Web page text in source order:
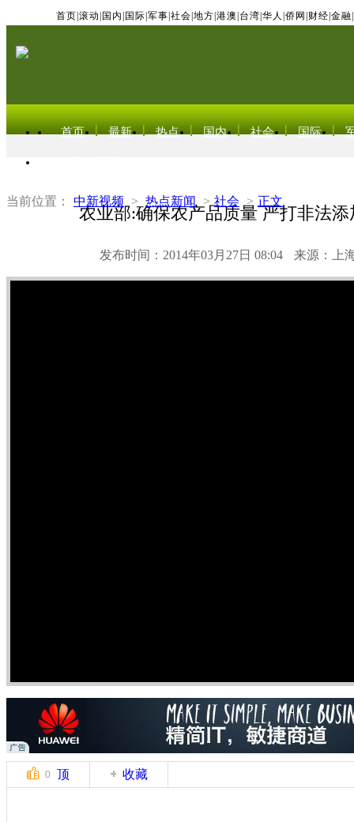
首页 滚动 国内 国际 军事 社会 地方 港澳 台湾 华人 侨网 财经 金融
首页 最新 热点 国内 社会 国际
当前位置： 中新视频 > 热点新闻 > 社会 > 正文
农业部:确保农产品质量 严打非法
发布时间：2014年03月27日 08:04 来源：上
0 顶 收藏